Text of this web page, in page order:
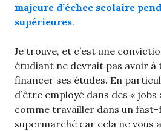
majeure d’échec scolaire
supérieures.
Je trouve, et c’est une
étudiant ne devrait pas avoir
financer ses études. En
d’être employé dans des «
comme travailler dans un fast-
supermarché car cela ne vous